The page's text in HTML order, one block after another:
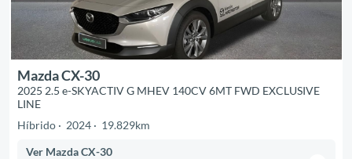
Mazda CX-30
2025 2.5 e-SKYACTIV G MHEV 140CV 6MT FWD EXCLUSIVE
LINE
Híbrido
2024 19.829km
Ver Mazda CX-30